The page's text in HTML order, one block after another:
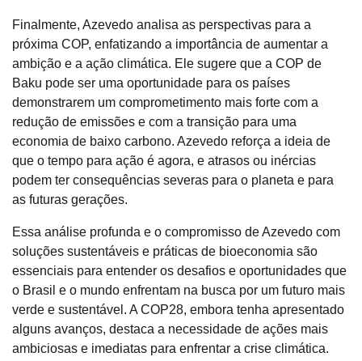
Finalmente, Azevedo analisa as perspectivas para a
próxima COP, enfatizando a importância de aumentar a
ambição e a ação climática. Ele sugere que a COP de
Baku pode ser uma oportunidade para os países
demonstrarem um comprometimento mais forte com a
redução de emissões e com a transição para uma
economia de baixo carbono. Azevedo reforça a ideia de
que o tempo para ação é agora, e atrasos ou inércias
podem ter consequências severas para o planeta e para
as futuras gerações.
Essa análise profunda e o compromisso de Azevedo com
soluções sustentáveis e práticas de bioeconomia são
essenciais para entender os desafios e oportunidades que
o Brasil e o mundo enfrentam na busca por um futuro mais
verde e sustentável. A COP28, embora tenha apresentado
alguns avanços, destaca a necessidade de ações mais
ambiciosas e imediatas para enfrentar a crise climática.